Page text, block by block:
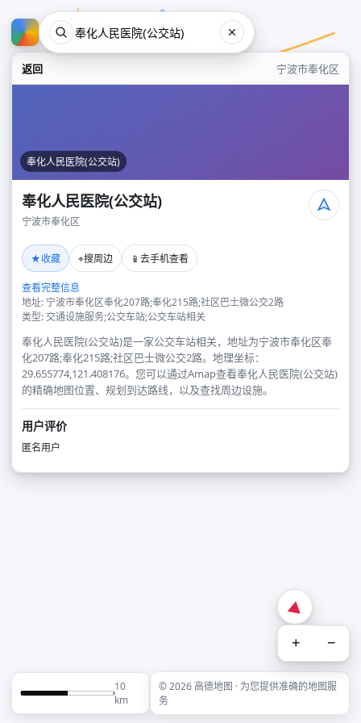
返回 宁波市奉化区
奉化人民医院(公交站)
奉化人民医院(公交站)
宁波市奉化区
★收藏 ⌖搜周边 📱 去手机查看
查看完整信息
地址: 宁波市奉化区奉化207路;奉化215路;社区巴士微公交2路
类型: 交通设施服务;公交车站;公交车站相关
奉化人民医院(公交站)是一家公交车站相关，地址为宁波市奉化区奉
化207路;奉化215路;社区巴士微公交2路。地理坐标：
29.655774,121.408176。您可以通过Amap查看奉化人民医院(公交站)
的精确地图位置、规划到达路线，以及查找周边设施。
用户评价
匿名用户
+ −
10
km
© 2026 高德地图 · 为您提供准确的地图服
务